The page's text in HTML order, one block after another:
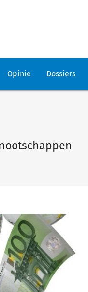
Opinie Dossiers